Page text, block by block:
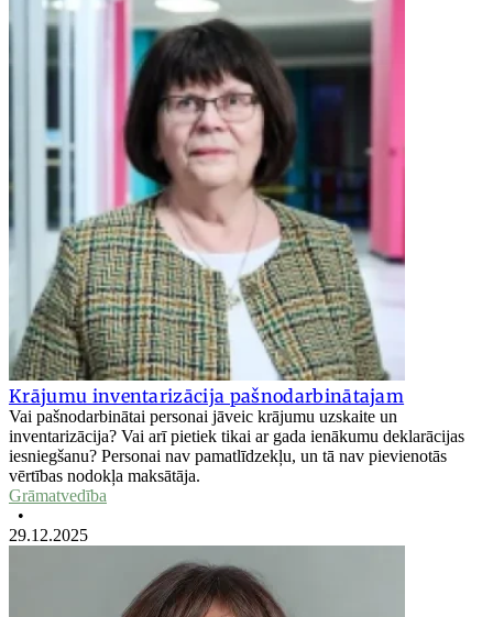
Krājumu inventarizācija pašnodarbinātajam
Vai pašnodarbinātai personai jāveic krājumu uzskaite un
inventarizācija? Vai arī pietiek tikai ar gada ienākumu deklarācijas
iesniegšanu? Personai nav pamatlīdzekļu, un tā nav pievienotās
vērtības nodokļa maksātāja.
Grāmatvedība
•
29.12.2025